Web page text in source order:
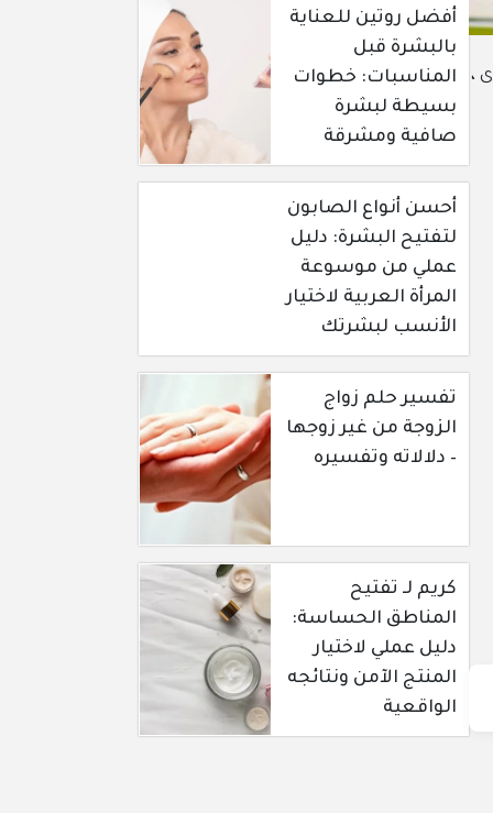
أفضل روتين للعناية
بالبشرة قبل
المناسبات: خطوات
بسيطة لبشرة
صافية ومشرقة
أحسن أنواع الصابون
لتفتيح البشرة: دليل
عملي من موسوعة
المرأة العربية لاختيار
الأنسب لبشرتك
تفسير حلم زواج
الزوجة من غير زوجها
– دلالاته وتفسيره
كريم لـ تفتيح
المناطق الحساسة:
دليل عملي لاختيار
المنتج الآمن ونتائجه
الواقعية
،